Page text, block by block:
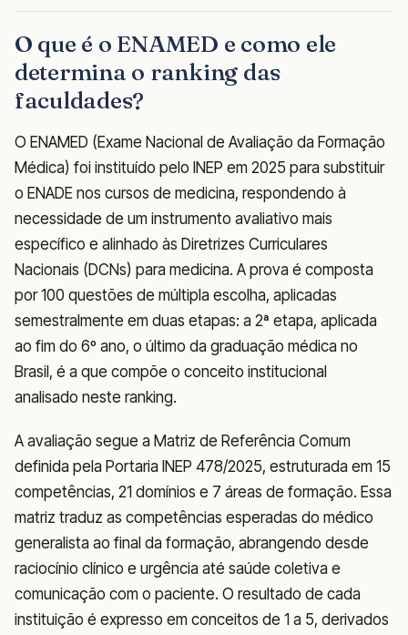
O que é o ENAMED e como ele
determina o ranking das
faculdades?
O ENAMED (Exame Nacional de Avaliação da Formação
Médica) foi instituído pelo INEP em 2025 para substituir
o ENADE nos cursos de medicina, respondendo à
necessidade de um instrumento avaliativo mais
específico e alinhado às Diretrizes Curriculares
Nacionais (DCNs) para medicina. A prova é composta
por 100 questões de múltipla escolha, aplicadas
semestralmente em duas etapas: a 2ª etapa, aplicada
ao fim do 6º ano, o último da graduação médica no
Brasil, é a que compõe o conceito institucional
analisado neste ranking.
A avaliação segue a Matriz de Referência Comum
definida pela Portaria INEP 478/2025, estruturada em 15
competências, 21 domínios e 7 áreas de formação. Essa
matriz traduz as competências esperadas do médico
generalista ao final da formação, abrangendo desde
raciocínio clínico e urgência até saúde coletiva e
comunicação com o paciente. O resultado de cada
instituição é expresso em conceitos de 1 a 5, derivados